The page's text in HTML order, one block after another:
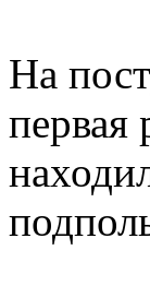
На
первая